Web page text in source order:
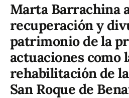
Marta Barrachina
recuperación y
patrimonio de la
actuaciones como
rehabilitación de
San Roque de